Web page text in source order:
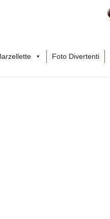
Foto Divertenti